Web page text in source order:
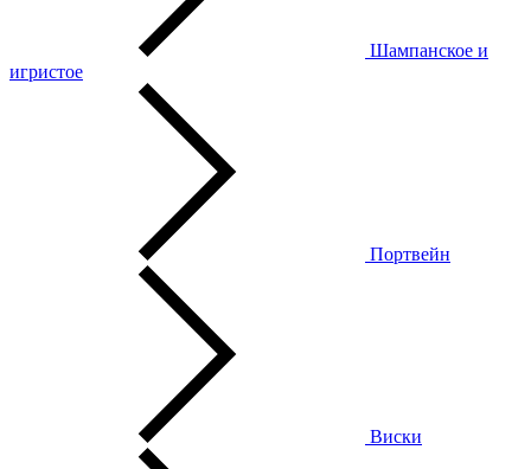
Шампанское и
игристое
Портвейн
Виски